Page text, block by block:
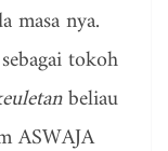
masa nya.
tokoh
beliau
ASWAJA